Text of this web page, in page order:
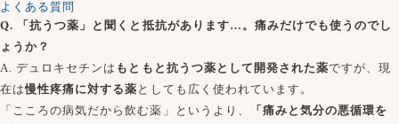
よくある質問
Q. 「抗うつ薬」と聞くと抵抗があります…。痛みだけでも使うのでし
ょうか？
A. デュロキセチンは もともと抗うつ薬として開発された薬ですが、現
在は慢性疼痛に対する薬 としても広く使われています。
「こころの病気だから飲む薬」というより、
「痛みと気分の悪循環を